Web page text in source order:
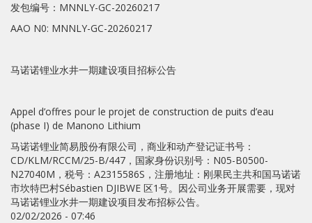
发包编号：MNNLY-GC-20260217
AAO N0: MNNLY-GC-20260217
马诺诺锂业水井一期建设项目招标公告
Appel d’offres pour le projet de construction de puits d’eau
(phase I) de Manono Lithium
马诺诺锂业简易股份有限公司，商业和动产登记证书号：
CD/KLM/RCCM/25-B/447，国家身份识别号：N05-B0500-
N27040M，税号：A2315586S，注册地址：刚果民主共和国马诺诺
市坎特巴村Sébastien DJIBWE 区1号。因公司业务开展需要，现对
马诺诺锂业水井一期建设项目发布招标公告。
02/02/2026 - 07:46